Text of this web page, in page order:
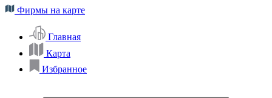
Фирмы на карте
Главная
Карта
Избранное